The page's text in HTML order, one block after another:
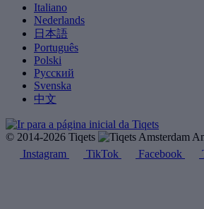
Italiano
Nederlands
日本語
Português
Polski
Русский
Svenska
中文
© 2014-2026 Tiqets
Instagram
TikTok Facebook